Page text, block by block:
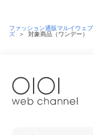
ファッション通販マルイウェ
ズ
＞ 対象商品（ワンデー）